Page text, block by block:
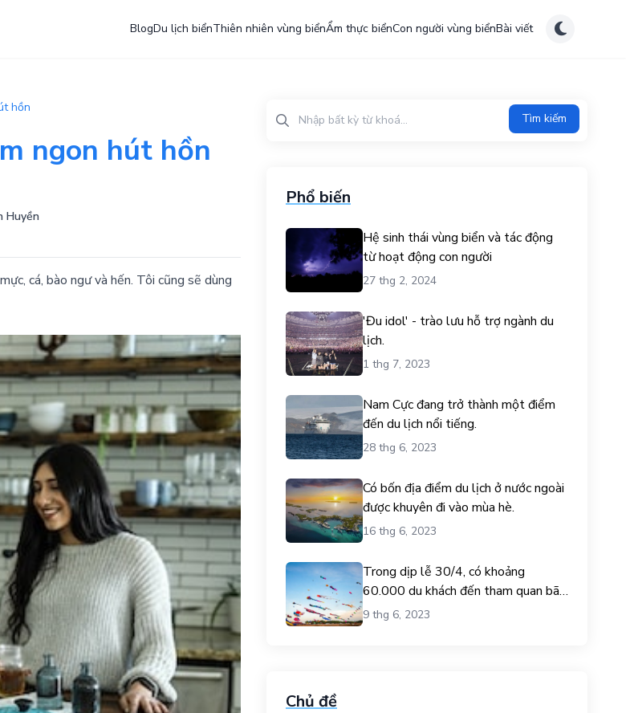
BlogDu lịch biểnThiên nhiên vùng biểnẨm thực biểnCon người vùng biểnBài viết
hồn
ngon hút hồn
Huyền
cá, bào ngư và hến. Tôi cũng sẽ dùng
Tìm kiếm
Phổ biến
Hệ sinh thái vùng biển và tác động
từ hoạt động con người
27 thg 2, 2024
'Đu idol' - trào lưu hỗ trợ ngành du
lịch.
1 thg 7, 2023
Nam Cực đang trở thành một điểm
đến du lịch nổi tiếng.
28 thg 6, 2023
Có bốn địa điểm du lịch ở nước ngoài
được khuyên đi vào mùa hè.
16 thg 6, 2023
Trong dịp lễ 30/4, có khoảng
60.000 du khách đến tham quan bãi
biển Gò Công.
9 thg 6, 2023
Chủ đề